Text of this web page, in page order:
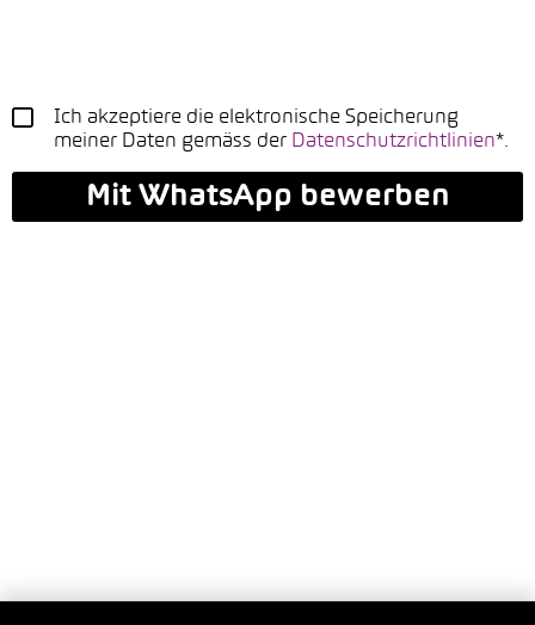
Ich akzeptiere die elektronische Speicherung
meiner Daten gemäss der Datenschutzrichtlinien*.
Mit WhatsApp bewerben